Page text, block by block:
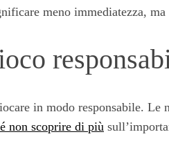
meno immediatezza, ma
in modo responsabile.
non scoprire di più